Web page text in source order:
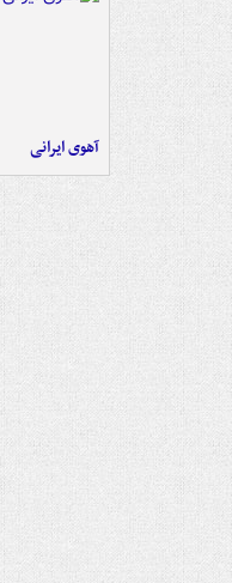
آهوی ایرانی